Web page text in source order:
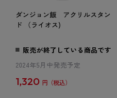
ダンジョン飯 アクリルスタン
ド （ライオス)
販売が終了している商品です
2024年5月中発売予定
1,320 円